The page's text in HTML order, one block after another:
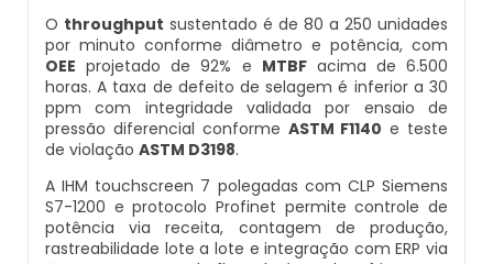
Seladora Automática Com Esteira
Embaladora De Pao
Esteira Alimentadora
Seladora Contínua Com Datador
Fornecedor Datador Automático
Datador De Caixas
Empresa De Datador Inkjet
Máquina Datadora Preço
O throughput sustentado é de 80 a 250 unidades
por minuto conforme diâmetro e potência, com
OEE projetado de 92% e MTBFacima de 6.500
horas. A taxa de defeito de selagem é inferior a 30
ppm com integridade validada por ensaio de
pressão diferencial conforme ASTM F1140 e teste
de violação ASTM D3198.
A IHM touchscreen 7 polegadas com CLP Siemens
S7-1200 e protocolo Profinet permite controle de
potência via receita, contagem de produção,
rastreabilidade lote a lote e integração com ERP via